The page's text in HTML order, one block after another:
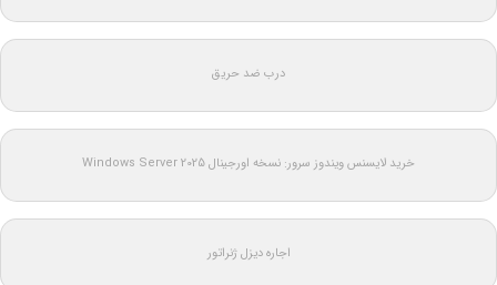
درب ضد حریق
خرید لایسنس ویندوز سرور: نسخه اورجینال Windows Server 2025
اجاره دیزل ژنراتور